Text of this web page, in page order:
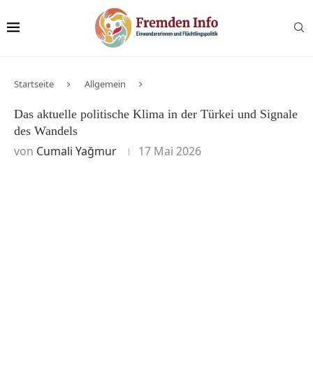
Startseite Allgemein
Das aktuelle politische Klima in der Türkei und Signale
des Wandels
von Cumali Yağmur 17 Mai 2026